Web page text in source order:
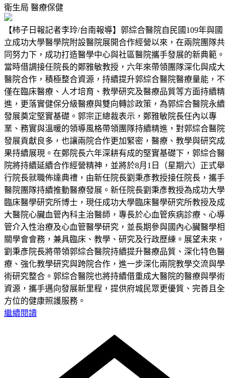
衛生局 醫療保健
【柿子日報記者李玲/台南報導】郭綜合醫院自民國109年與國
立成功大學醫學院附設醫院展開合作經營以來，在兩院團隊共
同努力下，成功打造醫學中心與社區醫院攜手發展的新典範。
當時借調接任院長的鄭雅敏教授，六年來帶領團隊深化與成大
醫院合作，積極整合資源，持續提升郭綜合醫院醫療量能，不
僅在臨床醫療、人才培育、教學研究及醫療品質等方面持續精
進，更落實健保分級醫療與雙向轉診政策，為郭綜合醫院永續
發展奠定堅實基礎。郭宗正總裁表示，鄭雅敏院長任內以專
業、務實與溫暖的領導風格帶領團隊持續精進，對郭綜合醫院
發展貢獻良多，也讓兩院合作更加緊密，醫療、教學與研究成
果持續展現。在鄭院長六年深耕有成的堅實基礎下，郭綜合醫
院將持續延續合作經營精神，並將於8月1日（星期六）正式舉
行院長就職佈達典禮，由新任院長劉秉彥教授接任院長，攜手
醫院團隊持續推動醫療發展。新任院長劉秉彥教授為成功大學
臨床醫學研究所博士，現任成功大學臨床醫學研究所教授及成
大醫院心臟血管內科主治醫師，專長於心血管疾病診療、心導
管介入性治療及心血管醫學研究，並長期參與國內心臟醫學相
關學會會務，兼具臨床、教學、研究及行政歷練。展望未來，
劉秉彥院長將帶領郭綜合醫院持續提升醫療品質、深化特色醫
療、強化教學研究與跨院合作，進一步深化兩院教學交流與學
術研究整合。郭綜合醫院也將持續借重成大醫院的醫療與學術
資源，攜手邁向發展新里程，提供府城民眾更優質、完善且全
方位的健康照護服務。
繼續閱讀